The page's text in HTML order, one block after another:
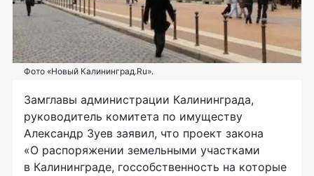
Фото «Новый Калининград.Ru».
Замглавы администрации Калининграда,
руководитель комитета по имуществу
Александр Зуев заявил, что проект закона
«О распоряжении земельными участками
в Калининграде, госсобственность на которые